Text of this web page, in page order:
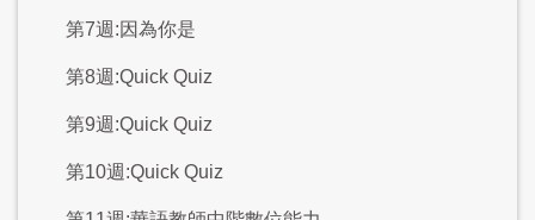
第7週:因為你是
第8週:Quick Quiz
第9週:Quick Quiz
第10週:Quick Quiz